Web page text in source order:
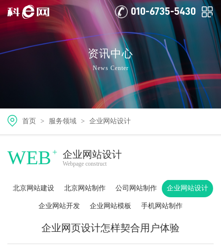
010-6735-5430
资讯中心
News Center
首页 > 服务领域 > 企业网站设计
WEB + 企业网站设计
Webpage construct
北京网站建设 北京网站制作 公司网站制作 企业网站设计
企业网站开发 企业网站模板 手机网站制作
企业网页设计怎样契合用户体验